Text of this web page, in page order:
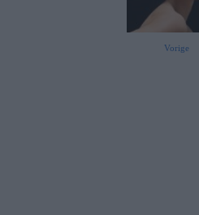
Vorige